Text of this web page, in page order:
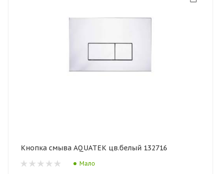
Кнопка смыва AQUATEK цв.белый 132716
Мало